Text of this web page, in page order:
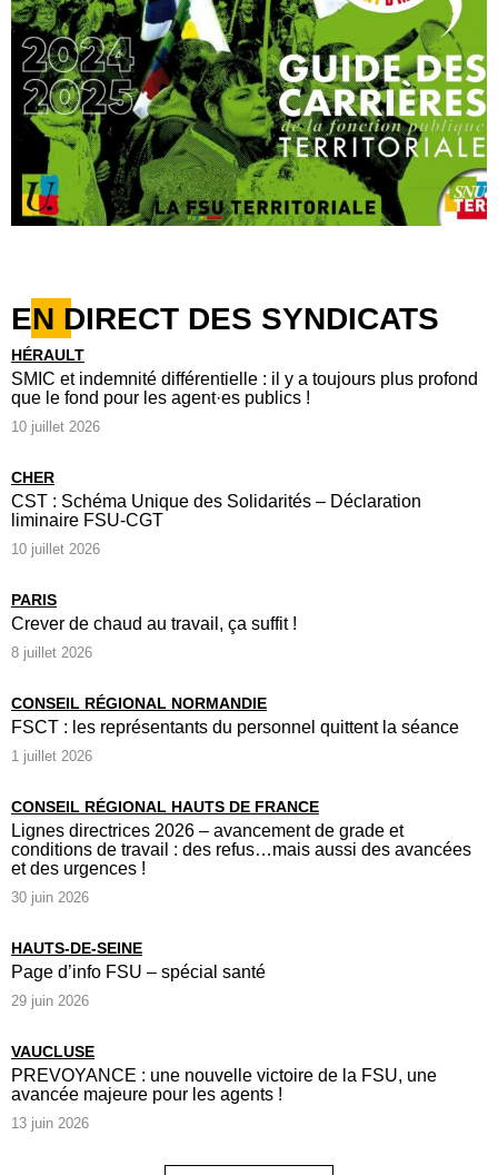
EN DIRECT DES SYNDICATS
HÉRAULT
SMIC et indemnité différentielle : il y a toujours plus profond
que le fond pour les agent·es publics !
10 juillet 2026
CHER
CST : Schéma Unique des Solidarités – Déclaration
liminaire FSU-CGT
10 juillet 2026
PARIS
Crever de chaud au travail, ça suffit !
8 juillet 2026
CONSEIL RÉGIONAL NORMANDIE
FSCT : les représentants du personnel quittent la séance
1 juillet 2026
CONSEIL RÉGIONAL HAUTS DE FRANCE
Lignes directrices 2026 – avancement de grade et
conditions de travail : des refus…mais aussi des avancées
et des urgences !
30 juin 2026
HAUTS-DE-SEINE
Page d’info FSU – spécial santé
29 juin 2026
VAUCLUSE
PREVOYANCE : une nouvelle victoire de la FSU, une
avancée majeure pour les agents !
13 juin 2026